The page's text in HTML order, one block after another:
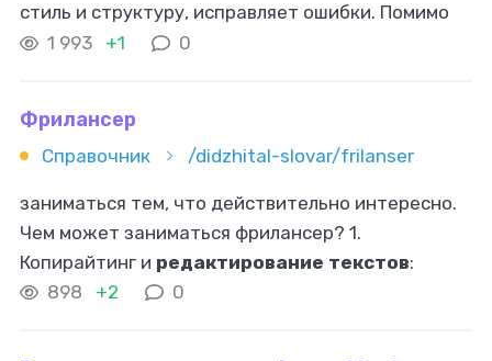
стиль и структуру, исправляет ошибки. Помимо
редактирования, редактор может писать
1 993 +1 0
Фрилансер
Справочник /didzhital-slovar/frilanser
заниматься тем, что действительно интересно.
Чем может заниматься фрилансер? 1.
Копирайтинг и редактирование текстов:
написание статей, описаний для сайтов. 2.
898 +2 0